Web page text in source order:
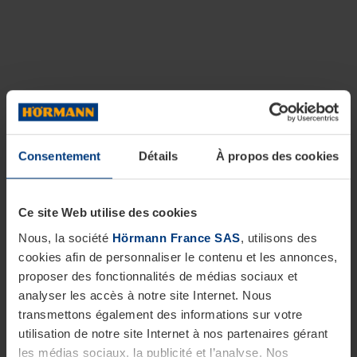
Consentement Détails À propos des cookies
Ce site Web utilise des cookies
Nous, la société Hörmann France SAS, utilisons des
cookies afin de personnaliser le contenu et les annonces,
proposer des fonctionnalités de médias sociaux et
analyser les accès à notre site Internet. Nous
transmettons également des informations sur votre
utilisation de notre site Internet à nos partenaires gérant
les médias sociaux, la publicité et l’analyse. Nos